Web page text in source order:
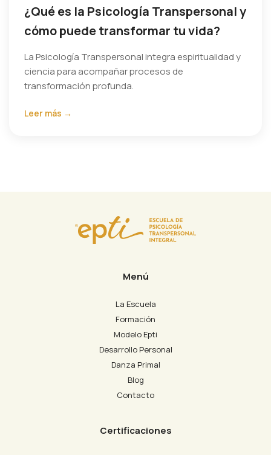
¿Qué es la Psicología Transpersonal y
cómo puede transformar tu vida?
La Psicología Transpersonal integra espiritualidad y
ciencia para acompañar procesos de
transformación profunda.
Leer más →
Menú
La Escuela
Formación
Modelo Epti
Desarrollo Personal
Danza Primal
Blog
Contacto
Certificaciones